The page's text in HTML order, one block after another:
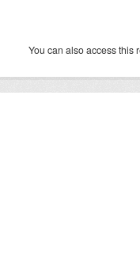
You can also access this